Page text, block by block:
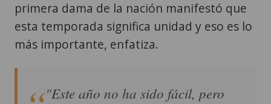
primera dama de la nación manifestó que
esta temporada significa unidad y eso es lo
más importante, enfatiza.
"Este año no ha sido fácil, pero